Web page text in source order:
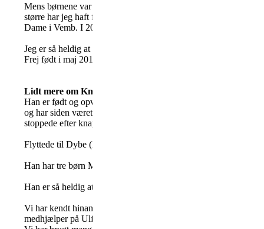
Mens børnene var små var jeg hjemmegående og
større har jeg haft forskellige jobs. Kørt morgenbrød ud for en
Dame i Vemb. I 2001 solgte vi ca halvdelen af jorden fra.
Jeg er så heldig at være farmor til Signe født i maj 2015,
Frej født i maj 2019 og Nohr født i juni 2022.
Lidt mere om Knud Erik:
Han er født og opvokset i Holstebro i 1952. Kom ind som
og har siden været på dragon kasernen i Holstebro, som
stoppede efter knap 25 år
Flyttede til Dybe (Lemvig kommune) og har været taxichauffør
Han har tre børn Martin, Vicki og Erik. Der er ingen kontakt
Han er så heldig at være morfar til Victor født maj 2016. Oliver
Vi har kendt hinanden i mange år gennem baneskydning. Jeg
medhjælper på Ulfborg Skyttecenter.